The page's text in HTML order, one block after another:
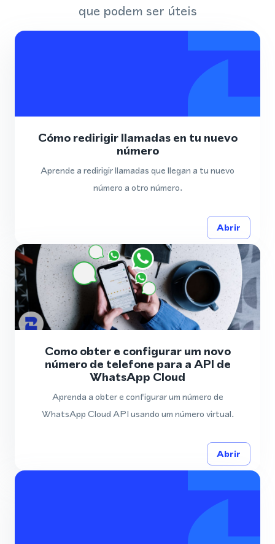
que podem ser úteis
Cómo redirigir llamadas en tu nuevo
número
Aprende a redirigir llamadas que llegan a tu nuevo
número a otro número.
Abrir
Como obter e configurar um novo
número de telefone para a API de
WhatsApp Cloud
Aprenda a obter e configurar um número de
WhatsApp Cloud API usando um número virtual.
Abrir